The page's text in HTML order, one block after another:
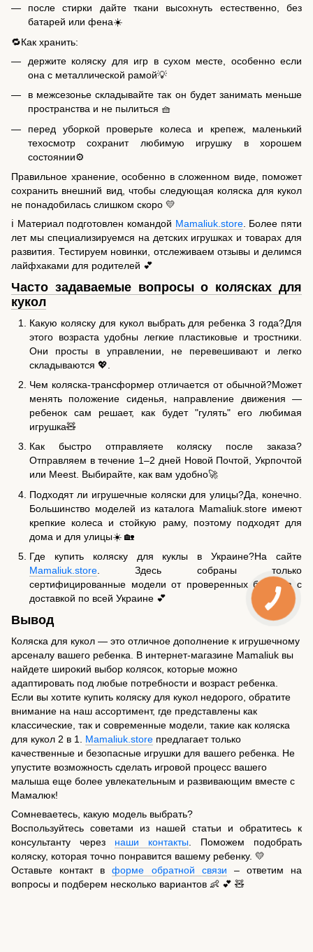
после стирки дайте ткани высохнуть естественно, без
батарей или фена☀️
🔁Как хранить:
держите коляску для игр в сухом месте, особенно если
она с металлической рамой💡
в межсезонье складывайте так он будет занимать меньше
пространства и не пылиться 🧺
перед уборкой проверьте колеса и крепеж, маленький
техосмотр сохранит любимую игрушку в хорошем
состоянии⚙️
Правильное хранение, особенно в сложенном виде, поможет
сохранить внешний вид, чтобы следующая коляска для кукол
не понадобилась слишком скоро 💛
ℹ️ Материал подготовлен командой Mamaliuk.store. Более пяти
лет мы специализируемся на детских игрушках и товарах для
развития. Тестируем новинки, отслеживаем отзывы и делимся
лайфхаками для родителей 💕
Часто задаваемые вопросы о колясках для
кукол
Какую коляску для кукол выбрать для ребенка 3 года?Для
этого возраста удобны легкие пластиковые и тростники.
Они просты в управлении, не перевешивают и легко
складываются 💖.
Чем коляска-трансформер отличается от обычной?Может
менять положение сиденья, направление движения —
ребенок сам решает, как будет "гулять" его любимая
игрушка🧸
Как быстро отправляете коляску после заказа?
Отправляем в течение 1–2 дней Новой Почтой, Укрпочтой
или Meest. Выбирайте, как вам удобно🚀
Подходят ли игрушечные коляски для улицы?Да, конечно.
Большинство моделей из каталога Mamaliuk.store имеют
крепкие колеса и стойкую раму, поэтому подходят для
дома и для улицы☀️ 🏡
Где купить коляску для куклы в Украине?На сайте
Mamaliuk.store . Здесь собраны только
сертифицированные модели от проверенных брендов с
доставкой по всей Украине 💕
Вывод
Коляска для кукол — это отличное дополнение к игрушечному
арсеналу вашего ребенка. В интернет-магазине Mamaliuk вы
найдете широкий выбор колясок, которые можно
адаптировать под любые потребности и возраст ребенка.
Если вы хотите купить коляску для кукол недорого, обратите
внимание на наш ассортимент, где представлены как
классические, так и современные модели, такие как коляска
для кукол 2 в 1. Mamaliuk.store предлагает только
качественные и безопасные игрушки для вашего ребенка. Не
упустите возможность сделать игровой процесс вашего
малыша еще более увлекательным и развивающим вместе с
Мамалюк!
Сомневаетесь, какую модель выбрать?
Воспользуйтесь советами из нашей статьи и обратитесь к
консультанту через наши контакты . Поможем подобрать
коляску, которая точно понравится вашему ребенку. 💛
Оставьте контакт вформе обратной связи – ответим на
вопросы и подберем несколько вариантов 👶 💕 🧸